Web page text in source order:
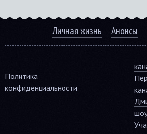
Личная жизнь Анонсы
Политика
конфиденциальности